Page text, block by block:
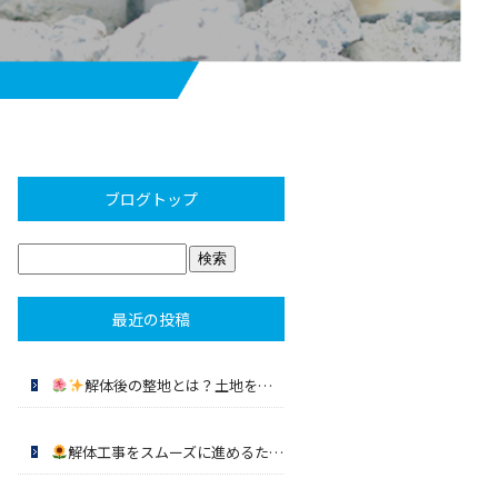
ブログトップ
最近の投稿
解体後の整地とは？土地を次につなげる大切な工程｜吉田解体（福岡市早良区）
解体工事をスムーズに進めるために｜工期を左右するポイントとは？